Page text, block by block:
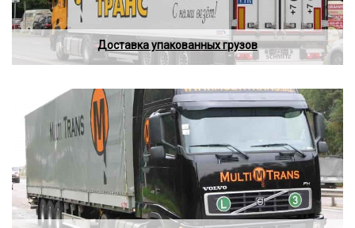
Доставка упакованных грузов